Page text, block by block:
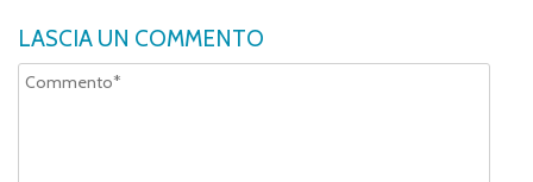
LASCIA UN COMMENTO